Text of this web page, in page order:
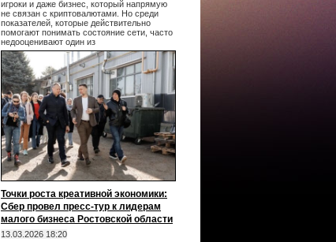
игроки и даже бизнес, который напрямую
не связан с криптовалютами. Но среди
показателей, которые действительно
помогают понимать состояние сети, часто
недооценивают один из
Точки роста креативной экономики:
Сбер провел пресс-тур к лидерам
малого бизнеса Ростовской области
13.03.2026 18:20